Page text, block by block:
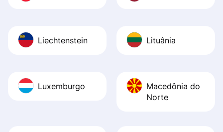
Liechtenstein Lituânia
Luxemburgo
Macedônia do
Norte